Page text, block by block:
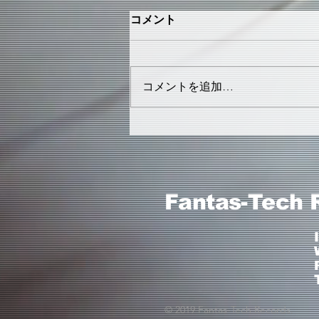
TOMORROW
コメント
コメントを追加…
Fantas-Tech
© 2019 Fantas-Tech Records.